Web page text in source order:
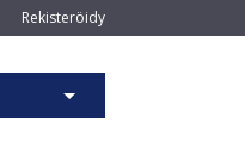
Rekisteröidy
Avaa ostoskori